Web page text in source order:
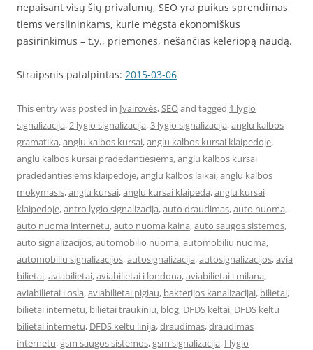
nepaisant visų šių privalumų, SEO yra puikus sprendimas
tiems verslininkams, kurie mėgsta ekonomiškus
pasirinkimus – t.y., priemones, nešančias keleriopą naudą.
Straipsnis patalpintas: 2015-03-06
This entry was posted in Įvairovės,SEOand tagged 1 lygio
signalizacija,2 lygio signalizacija,3 lygio signalizacija,anglu kalbos
gramatika,anglu kalbos kursai,anglu kalbos kursai klaipedoje,
anglu kalbos kursai pradedantiesiems,anglu kalbos kursai
pradedantiesiems klaipedoje,anglu kalbos laikai,anglu kalbos
mokymasis,anglu kursai,anglu kursai klaipeda,anglu kursai
klaipedoje,antro lygio signalizacija,auto draudimas,auto nuoma,
auto nuoma internetu,auto nuoma kaina,auto saugos sistemos,
auto signalizacijos,automobilio nuoma,automobiliu nuoma,
automobiliu signalizacijos,autosignalizacija,autosignalizacijos,avia
bilietai,aviabilietai,aviabilietai i londona,aviabilietai i milana,
aviabilietai i osla,aviabilietai pigiau, bakterijos kanalizacijai, bilietai,
bilietai internetu, bilietai traukiniu, blog, DFDS keltai, DFDS keltu
bilietai internetu, DFDS keltu linija,draudimas,draudimas
internetu,gsm saugos sistemos,gsm signalizacija, I lygio